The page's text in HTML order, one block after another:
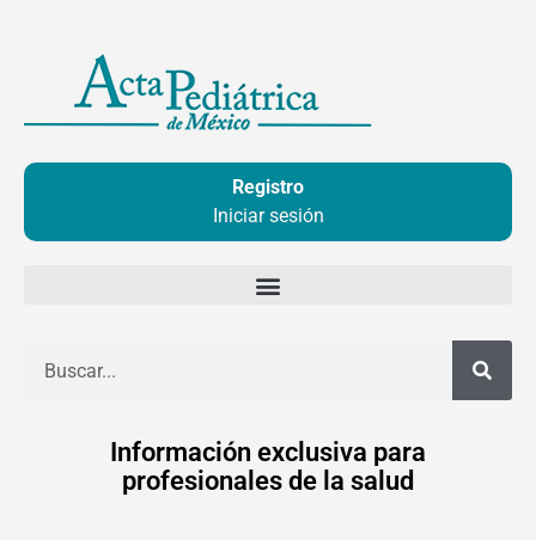
contenido
Registro
Iniciar sesión
Información exclusiva para
profesionales de la salud